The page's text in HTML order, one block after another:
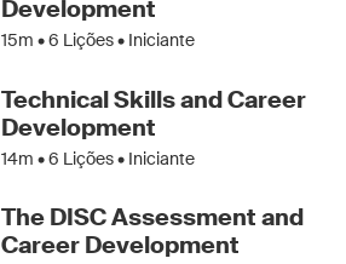
Development
15m •6 Lições • Iniciante
Technical Skills and Career
Development
14m •6 Lições • Iniciante
The DISC Assessment and
Career Development